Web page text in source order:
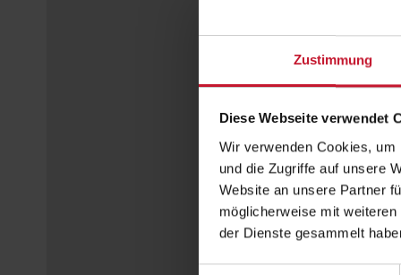
Zustimmung
Diese Webseite verwendet
Wir verwenden Cookies,
und die Zugriffe auf unsere
Website an unsere Partner
möglicherweise mit
der Dienste gesammelt